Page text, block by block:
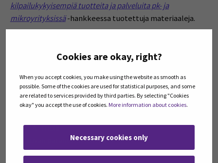
Cookies are okay, right?
When you accept cookies, you make using the website as smooth as
possible. Some of the cookies are used for statistical purposes, and some
are related to services provided by third parties. By selecting "Cookies
okay" you accept the use of cookies. More information about cookies.
Necessary cookies only
kilpailukykyisempiä tuotteita ja palveluita pk- ja
mikroyrityksissä-hankkeessa tuotettuja materiaaleja.
Open all accordions
Sulje kaikki
juurisyiden etsintään
5xMIKSI
Kalanruotokaavio
PDCA-malli
Jatkuvan parantamisen malli